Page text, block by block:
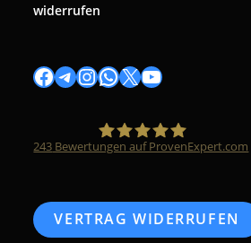
widerrufen
Facebook
Telegram
Instagram
WhatsApp
X YouTube
243 Bewertungen auf ProvenExpert.com
VERTRAG WIDERRUFEN